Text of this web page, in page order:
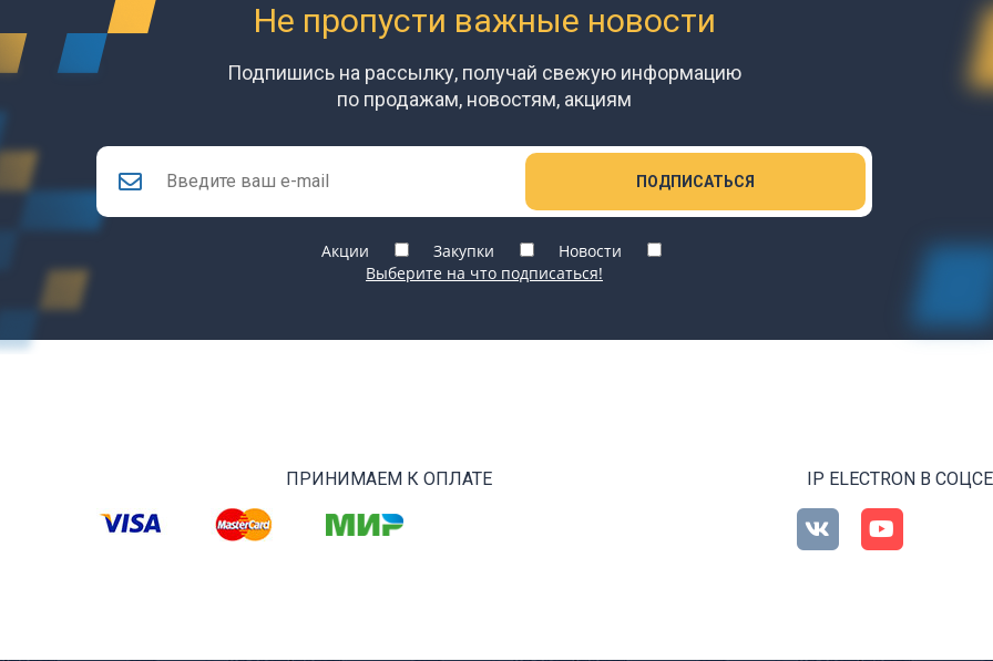
Не пропусти важные новости
Подпишись на рассылку, получай свежую информацию
по продажам, новостям, акциям
ПОДПИСАТЬСЯ
Акции Закупки
Новости
Выберите на что подписаться!
ПРИНИМАЕМ К ОПЛАТЕ IP ELECTRON В